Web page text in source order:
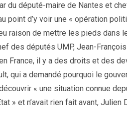
du député-maire de Nantes et
point d’y voir une « opération
raison de mettre les pieds dans
des députés UMP, Jean-
France, il y a des droits et des
qui a demandé pourquoi le
« une situation connue
» et n’avait rien fait avant, Julien